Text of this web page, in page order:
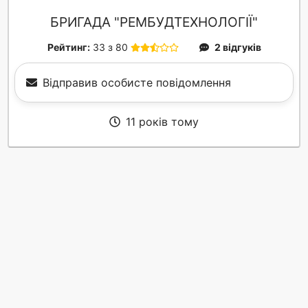
БРИГАДА "РЕМБУДТЕХНОЛОГІЇ"
Рейтинг: 33 з 80 2 відгуків
Відправив особисте повідомлення
11 років тому